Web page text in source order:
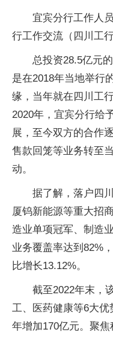
宜宾分行工作人
行工作交流（四川工行
总投资28.5亿元
是在2018年当地举行
缘，当年就在四川工
2020年，宜宾分行给
展，至今双方的合作
售款回笼等业务转至
动。
据了解，落户四
厦钨新能源等重大招
造业单项冠军、制造
业务覆盖率达到82%
比增长13.12%。
截至2022年末，
工、医药健康等6大优
年增加170亿元。聚